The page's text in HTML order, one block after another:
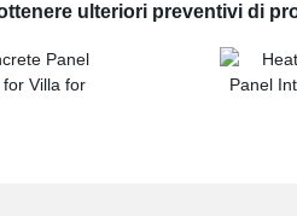
ulteriori preventivi di